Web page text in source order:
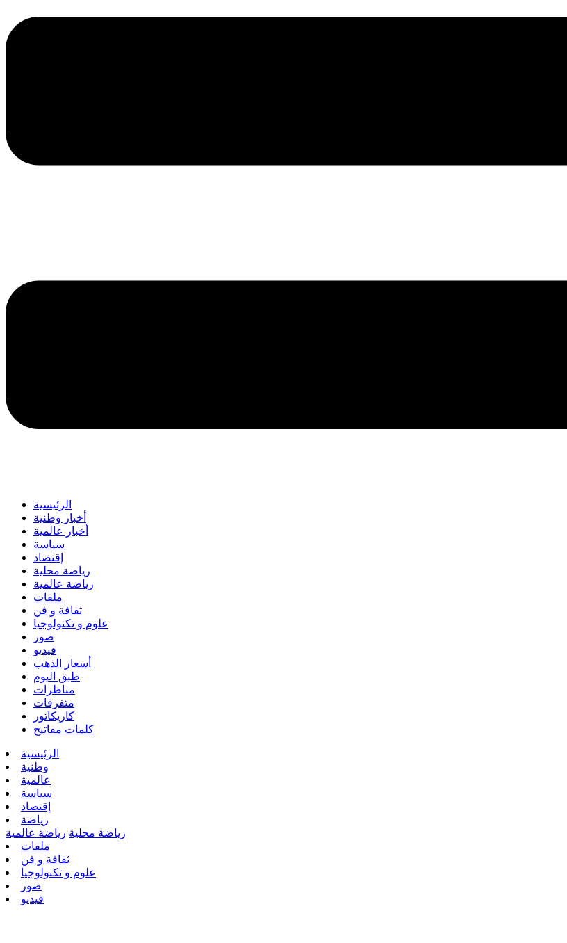
الرئيسية
أخبار وطنية
أخبار عالمية
سياسة
إقتصاد
رياضة محلية
رياضة عالمية
ملفات
ثقافة و فن
علوم و تكنولوجيا
صور
فيديو
أسعار الذهب
طبق اليوم
مناظرات
متفرقات
كاريكاتور
كلمات مفاتيح
الرئيسية
وطنية
عالمية
سياسة
إقتصاد
رياضة
رياضة محلية رياضة عالمية
ملفات
ثقافة و فن
علوم و تكنولوجيا
صور
فيديو